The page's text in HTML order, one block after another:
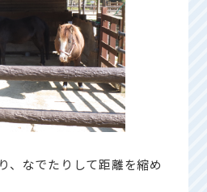
、なでたりして距離を縮め